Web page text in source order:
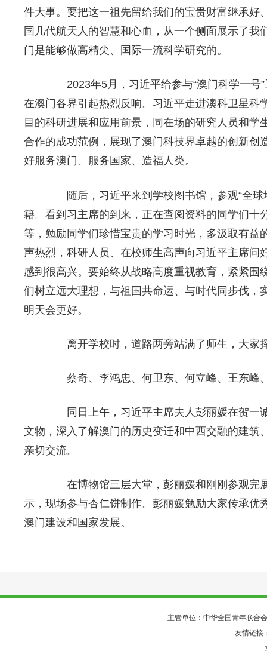
件大事。要把这一祖先留给我们的宝贵财富继承
国几代航天人的智慧和心血，从一个侧面展示了
门是能够做高精尖、国际一流科学研究的。
2023年5月，习近平给参与“澳门科学一号”
在澳门各界引起热烈反响。习近平走进澳科卫星
目的科研进展和应用前景，同在场的研究人员和
合作的成功范例，展现了澳门科技界卓越的创新
好服务澳门、服务国家、造福人类。
随后，习近平来到学校图书馆，参观“全球
籍。看到习主席的到来，正在查阅资料的同学们
等，勉励同学们珍惜宝贵的学习时光，多汲取有
声热烈，科研人员、在校师生高声向习近平主席
感到很高兴。要始终从战略高度重视教育，紧紧
们树立远大理想，与祖国共命运、与时代同步伐
明天会更好。
离开学校时，道路两旁站满了师生，大家
蔡奇、李鸿忠、何卫东、何立峰、王东峰
同日上午，习近平主席夫人彭丽媛在贺一
文物，深入了解澳门的历史变迁和中西交融的建
亲切交流。
在博物馆三层大堂，彭丽媛和刚刚参观完
示，现场参与杏仁饼制作。彭丽媛勉励大家传承
澳门建设和国家发展。
主管单位：中华全国青年联合会
友情链接